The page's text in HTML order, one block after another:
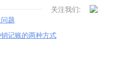
关注我们:
题
记账的两种方式